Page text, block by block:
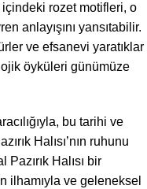
rozet motifleri, o
anlayışını yansıtabilir.
ve efsanevi yaratıklar
öyküleri günümüze
bu tarihi ve
Halısı’nın ruhunu
Halısı bir
ilhamıyla ve geleneksel